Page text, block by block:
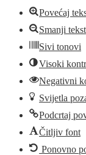
Povećaj
Smanji tekst
Sivi tonovi
Visoki
Negativni
Svijetla
Podcrtaj
Čitljiv font
Ponovno